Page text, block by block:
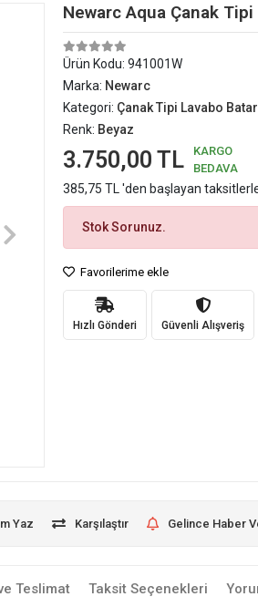
Newarc Aqua Çanak
Ürün Kodu: 941001W
Marka: Newarc
Kategori: Çanak Tipi Lavabo
Renk: Beyaz
3.750,00 TL
KARGO
BEDAVA
385,75 TL 'den başlayan
Stok Sorunuz.
Favorilerime ekle
Hızlı Gönderi Güvenli Alışveriş
Yaz Karşılaştır Gelince Haber
Teslimat Taksit Seçenekleri